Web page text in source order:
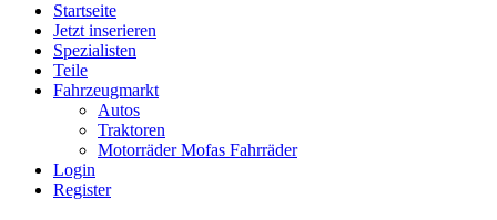
Startseite
Jetzt inserieren
Spezialisten
Teile
Fahrzeugmarkt
Autos
Traktoren
Motorräder Mofas Fahrräder
Login
Register